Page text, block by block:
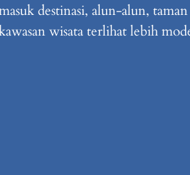
destinasi, alun-alun,
wisata terlihat lebih